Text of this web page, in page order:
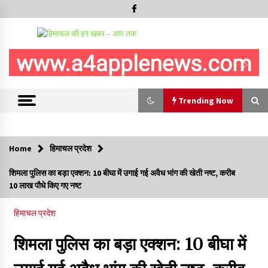
Trending Now
हमीरपुर के बड़सर में मनाया जाएगा राज्यस्तरीय स्वतंत्रता दिवस समारोह, CM
सुक्खू करेंगे ध्वजारोहण
07/08/2026
Home हिमाचल प्रदेश
शिमला पुलिस का बड़ा एक्शन: 10 बीघा में उगाई गई अवैध भांग की खेती नष्ट, करीब
10 लाख पौधे किए गए नष्ट
हिमाचल प्रदेश
शिमला पुलिस का बड़ा एक्शन: 10 बीघा में